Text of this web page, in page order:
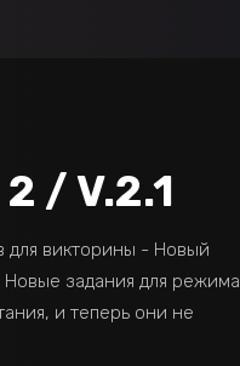
/ V.2.1
для викторины - Новый
задания для режима
и теперь они не